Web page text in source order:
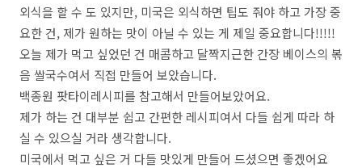
외식을 할 수 도 있지만, 미국은 외식하면 팁도 줘야 하고 가장 중
요한 건, 제가 원하는 맛이 아닐 수 있는 게 제일 중요합니다!!!!!
오늘 제가 먹고 싶었던 건 매콤하고 달짝지근한 간장 베이스의 볶
음 쌀국수여서 직접 만들어 보았습니다.
백종원 팟타이레시피를 참고해서 만들어보았어요.
제가 하는 건 대부분 쉽고 간편한 레시피여서 다들 쉽게 따라 하
실 수 있으실 거라 생각합니다.
미국에서 먹고 싶은 거 다들 맛있게 만들어 드셨으면 좋겠어요